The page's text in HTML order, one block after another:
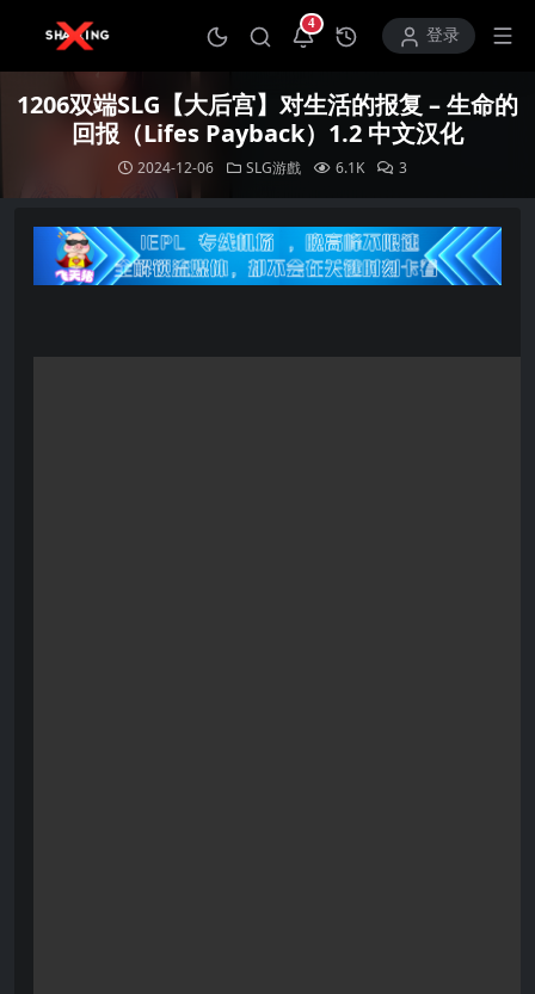
4
打开通知中心登录
1206双端SLG【大后宫】对生活的报复 – 生命的
回报（Lifes Payback）1.2 中文汉化
2024-12-06 SLG游戲 6.1K 3